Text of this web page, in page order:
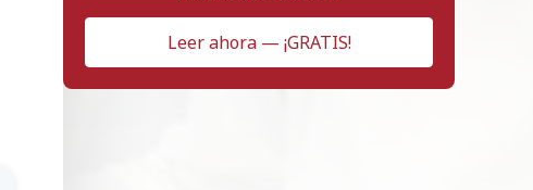
Leer ahora — ¡GRATIS!